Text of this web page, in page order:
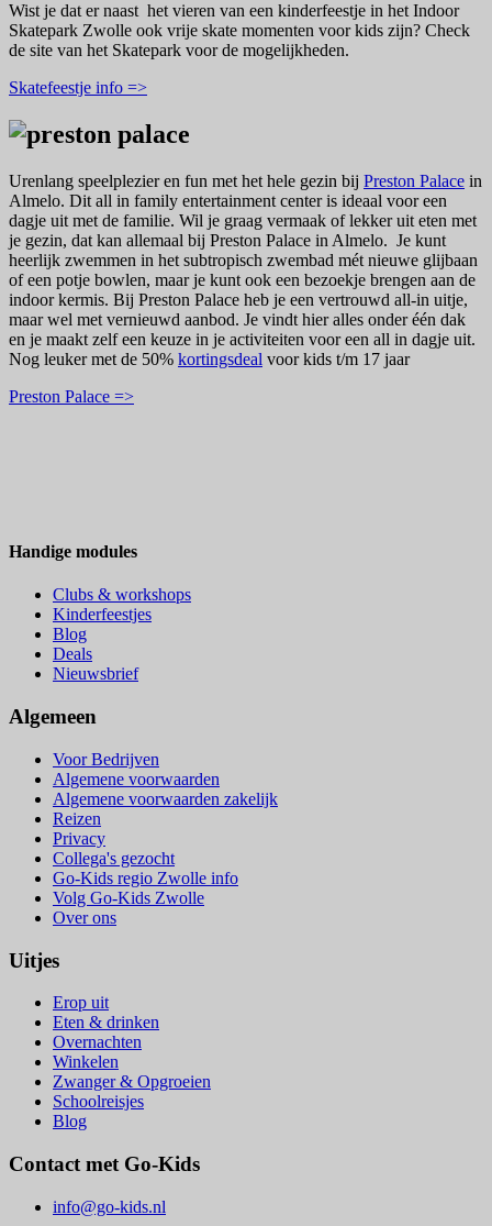
Wist je dat er naast het vieren van een kinderfeestje in het Indoor
Skatepark Zwolle ook vrije skate momenten voor kids zijn? Check
de site van het Skatepark voor de mogelijkheden.
Skatefeestje info =>
Urenlang speelplezier en fun met het hele gezin bij Preston Palace in
Almelo. Dit all in family entertainment center is ideaal voor een
dagje uit met de familie. Wil je graag vermaak of lekker uit eten met
je gezin, dat kan allemaal bij Preston Palace in Almelo. Je kunt
heerlijk zwemmen in het subtropisch zwembad mét nieuwe glijbaan
of een potje bowlen, maar je kunt ook een bezoekje brengen aan de
indoor kermis. Bij Preston Palace heb je een vertrouwd all-in uitje,
maar wel met vernieuwd aanbod. Je vindt hier alles onder één dak
en je maakt zelf een keuze in je activiteiten voor een all in dagje uit.
Nog leuker met de 50% kortingsdeal voor kids t/m 17 jaar
Preston Palace =>
Handige modules
Clubs & workshops
Kinderfeestjes
Blog
Deals
Nieuwsbrief
Algemeen
Voor Bedrijven
Algemene voorwaarden
Algemene voorwaarden zakelijk
Reizen
Privacy
Collega's gezocht
Go-Kids regio Zwolle info
Volg Go-Kids Zwolle
Over ons
Uitjes
Erop uit
Eten & drinken
Overnachten
Winkelen
Zwanger & Opgroeien
Schoolreisjes
Blog
Contact met Go-Kids
info@go-kids.nl